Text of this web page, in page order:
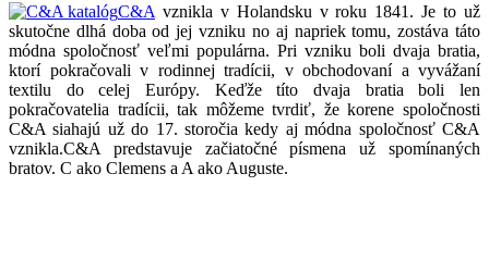
C&A vznikla v Holandsku v roku 1841. Je to už
skutočne dlhá doba od jej vzniku no aj napriek tomu, zostáva táto
módna spoločnosť veľmi populárna. Pri vzniku boli dvaja bratia,
ktorí pokračovali v rodinnej tradícii, v obchodovaní a vyvážaní
textilu do celej Európy. Keďže títo dvaja bratia boli len
pokračovatelia tradícii, tak môžeme tvrdiť, že korene spoločnosti
C&A siahajú už do 17. storočia kedy aj módna spoločnosť C&A
vznikla.C&A predstavuje začiatočné písmena už spomínaných
bratov. C ako Clemens a A ako Auguste.